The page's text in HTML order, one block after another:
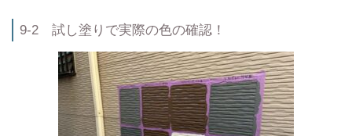
9-2 試し塗りで実際の色の確認！